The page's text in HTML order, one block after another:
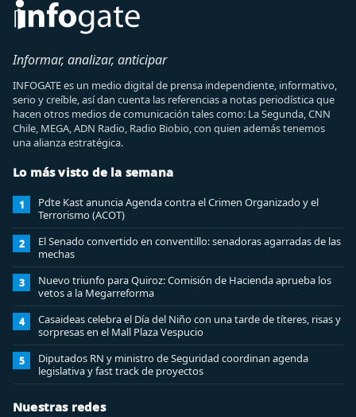
Informar, analizar, anticipar
INFOGATE es un medio digital de prensa independiente, informativo,
serio y creíble, así dan cuenta las referencias a notas periodística que
hacen otros medios de comunicación tales como: La Segunda, CNN
Chile, MEGA, ADN Radio, Radio Biobio, con quien además tenemos
una alianza estratégica.
Lo más visto de la semana
1
Pdte Kast anuncia Agenda contra el Crimen Organizado y el
Terrorismo (ACOT)
2
El Senado convertido en conventillo: senadoras agarradas de las
mechas
3
Nuevo triunfo para Quiroz: Comisión de Hacienda aprueba los
vetos a la Megarreforma
4
Casaideas celebra el Día del Niño con una tarde de títeres, risas y
sorpresas en el Mall Plaza Vespucio
5
Diputados RN y ministro de Seguridad coordinan agenda
legislativa y fast track de proyectos
Nuestras redes